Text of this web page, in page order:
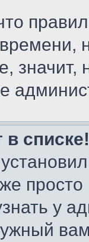
значит,
в списке!
у